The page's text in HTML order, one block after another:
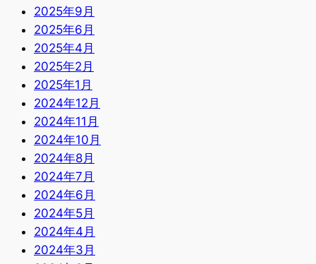
2025年9月
2025年6月
2025年4月
2025年2月
2025年1月
2024年12月
2024年11月
2024年10月
2024年8月
2024年7月
2024年6月
2024年5月
2024年4月
2024年3月